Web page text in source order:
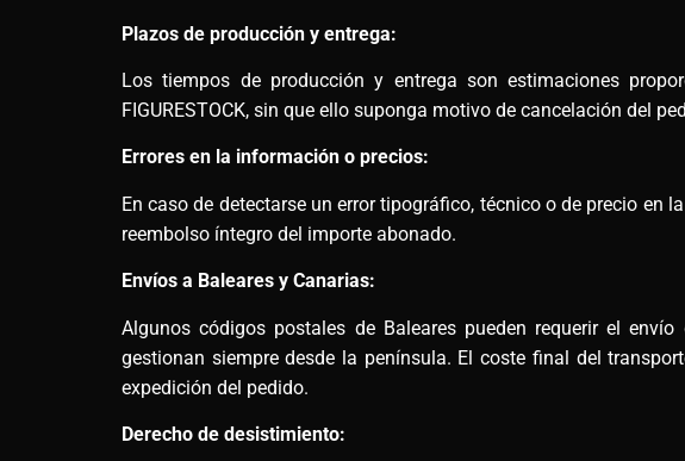
Plazos de producción y entrega:
Los tiempos de producción y entrega son estimaciones
FIGURESTOCK, sin que ello suponga motivo de cancelación del
Errores en la información o precios:
En caso de detectarse un error tipográfico, técnico o de precio en
reembolso íntegro del importe abonado.
Envíos a Baleares y Canarias:
Algunos códigos postales de Baleares pueden requerir el
gestionan siempre desde la península. El coste final del
expedición del pedido.
Derecho de desistimiento: